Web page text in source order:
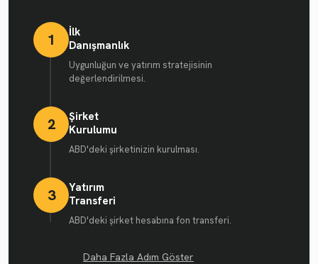
1
İlk
Danışmanlık
Uygunluğun ve yatırım stratejisinin
değerlendirilmesi.
2
Şirket
Kurulumu
ABD'deki şirketinizin kurulması.
3
Yatırım
Transferi
ABD'deki şirket hesabına fon transferi.
Daha Fazla Adım Göster